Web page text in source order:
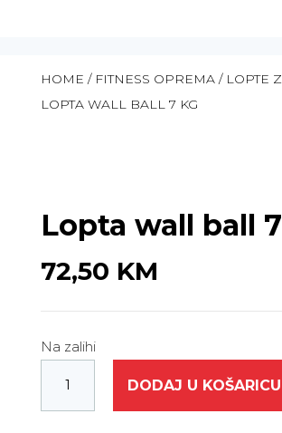
HOME / FITNESS OPREMA/ LOPTE
LOPTA WALL BALL 7 KG
Lopta wall ball
72,50 KM
Na zalihi
DODAJ U KOŠARICU